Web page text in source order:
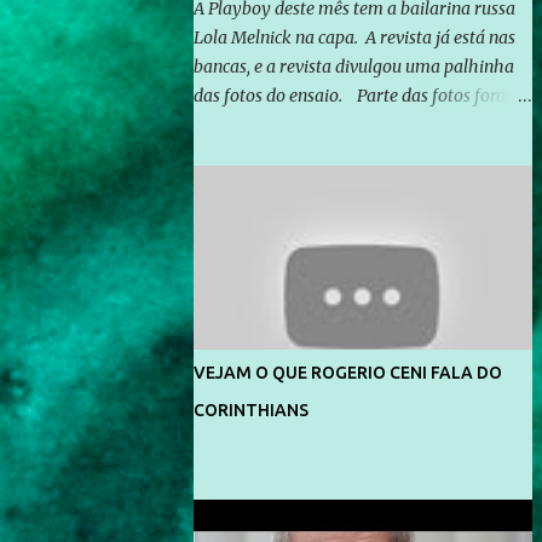
A Playboy deste mês tem a bailarina russa
Lola Melnick na capa. A revista já está nas
bancas, e a revista divulgou uma palhinha
das fotos do ensaio. Parte das fotos foram
divulga capa e primeiras fotos de Lola
Melnick - @aredacao
VEJAM O QUE ROGERIO CENI FALA DO
CORINTHIANS